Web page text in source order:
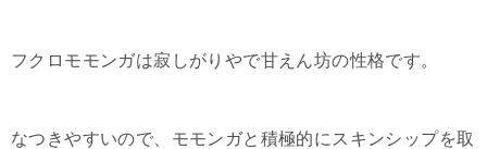
フクロモモンガは寂しがりやで甘えん坊の性格です。
なつきやすいので、モモンガと積極的にスキンシップを取